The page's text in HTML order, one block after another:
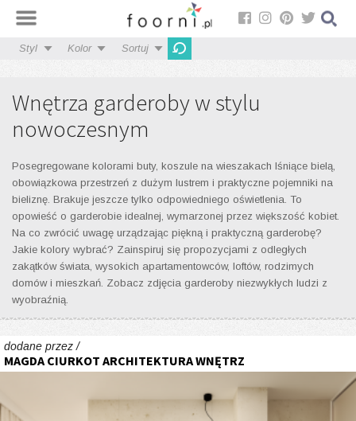
Styl Kolor Sortuj
Wnętrza garderoby w stylu
nowoczesnym
Posegregowane kolorami buty, koszule na wieszakach lśniące bielą,
obowiązkowa przestrzeń z dużym lustrem i praktyczne pojemniki na
bieliznę. Brakuje jeszcze tylko odpowiedniego oświetlenia. To
opowieść o garderobie idealnej, wymarzonej przez większość kobiet.
Na co zwrócić uwagę urządzając piękną i praktyczną garderobę?
Jakie kolory wybrać? Zainspiruj się propozycjami z odległych
zakątków świata, wysokich apartamentowców, loftów, rodzimych
domów i mieszkań. Zobacz zdjęcia garderoby niezwykłych ludzi z
wyobraźnią.
dodane przez /
MAGDA CIURKOT ARCHITEKTURA WNĘTRZ